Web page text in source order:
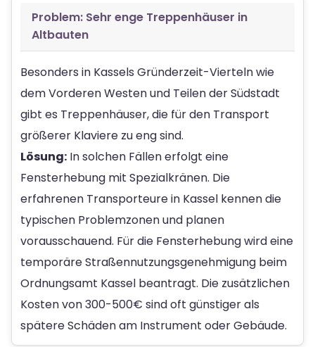
Problem: Sehr enge Treppenhäuser in
Altbauten
Besonders in Kassels Gründerzeit-Vierteln wie
dem Vorderen Westen und Teilen der Südstadt
gibt es Treppenhäuser, die für den Transport
größerer Klaviere zu eng sind.
Lösung: In solchen Fällen erfolgt eine
Fensterhebung mit Spezialkränen. Die
erfahrenen Transporteure in Kassel kennen die
typischen Problemzonen und planen
vorausschauend. Für die Fensterhebung wird eine
temporäre Straßennutzungsgenehmigung beim
Ordnungsamt Kassel beantragt. Die zusätzlichen
Kosten von 300-500€ sind oft günstiger als
spätere Schäden am Instrument oder Gebäude.